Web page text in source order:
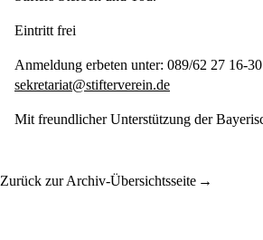
Eintritt frei
Anmeldung erbeten unter: 089/62 27 16-
sekretariat@stifterverein.de
Mit freundlicher Unterstützung der
Zurück zur Archiv-Übersichtsseite